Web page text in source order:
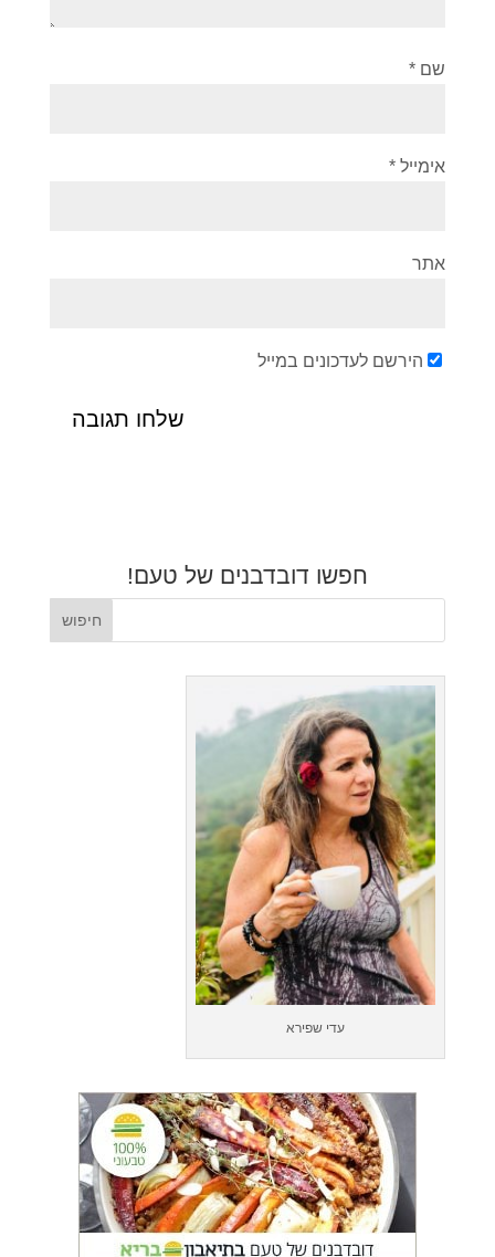
שם *
אימייל *
אתר
הירשם לעדכונים במייל
חפשו דובדבנים של טעם!
עדי שפירא